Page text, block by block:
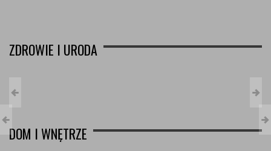
ZDROWIE I URODA
DOM I WNĘTRZE